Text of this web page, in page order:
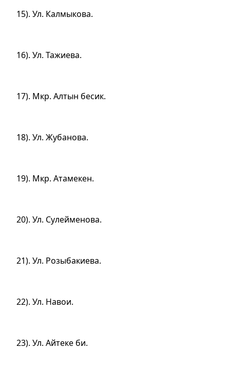
15). Ул. Калмыкова.
16). Ул. Тажиева.
17). Мкр. Алтын бесик.
18). Ул. Жубанова.
19). Мкр. Атамекен.
20). Ул. Сулейменова.
21). Ул. Розыбакиева.
22). Ул. Навои.
23). Ул. Айтеке би.